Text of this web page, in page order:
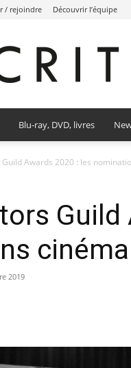
/ rejoindre Découvrir l’équipe
Blu-ray, DVD, livres
Awards 2020 : les
cinéma
2019